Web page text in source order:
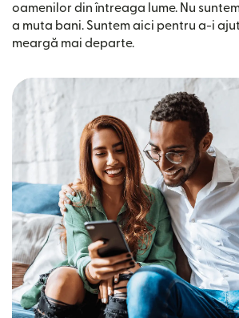
oamenilor din întreaga lume. Nu
a muta bani. Suntem aici pentru a-i
meargă mai departe.